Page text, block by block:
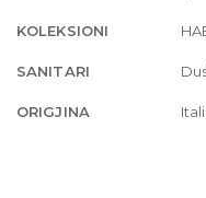
KOLEKSIONI
SANITARI
ORIGJINA